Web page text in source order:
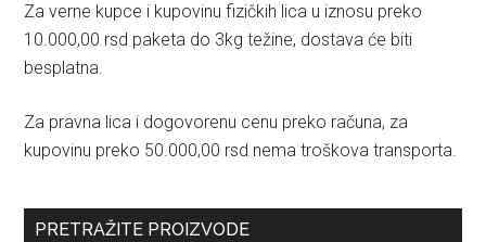
Za verne kupce i kupovinu fizičkih lica u iznosu preko
10.000,00 rsd paketa do 3kg težine, dostava će biti
besplatna.
Za pravna lica i dogovorenu cenu preko računa, za
kupovinu preko 50.000,00 rsd nema troškova transporta.
PRETRAŽITE PROIZVODE